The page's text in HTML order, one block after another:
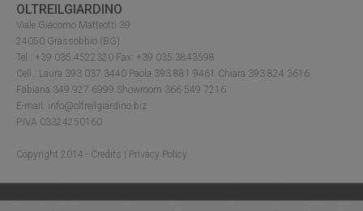
OLTREILGIARDINO
Viale Giacomo Matteotti 39
24050 Grassobbio (BG)
Tel.: +39 035.4522320 Fax: +39 035.3843598
Cell.: Laura 393 037 3440 Paola 393 881 9461 Chiara 393 824 3616
Fabiana 349 927 6999 Showroom 366 549 7216
E-mail: info@oltreilgiardino.biz
P.IVA 03324250160
Copyright 2014 - Credits Privacy Policy